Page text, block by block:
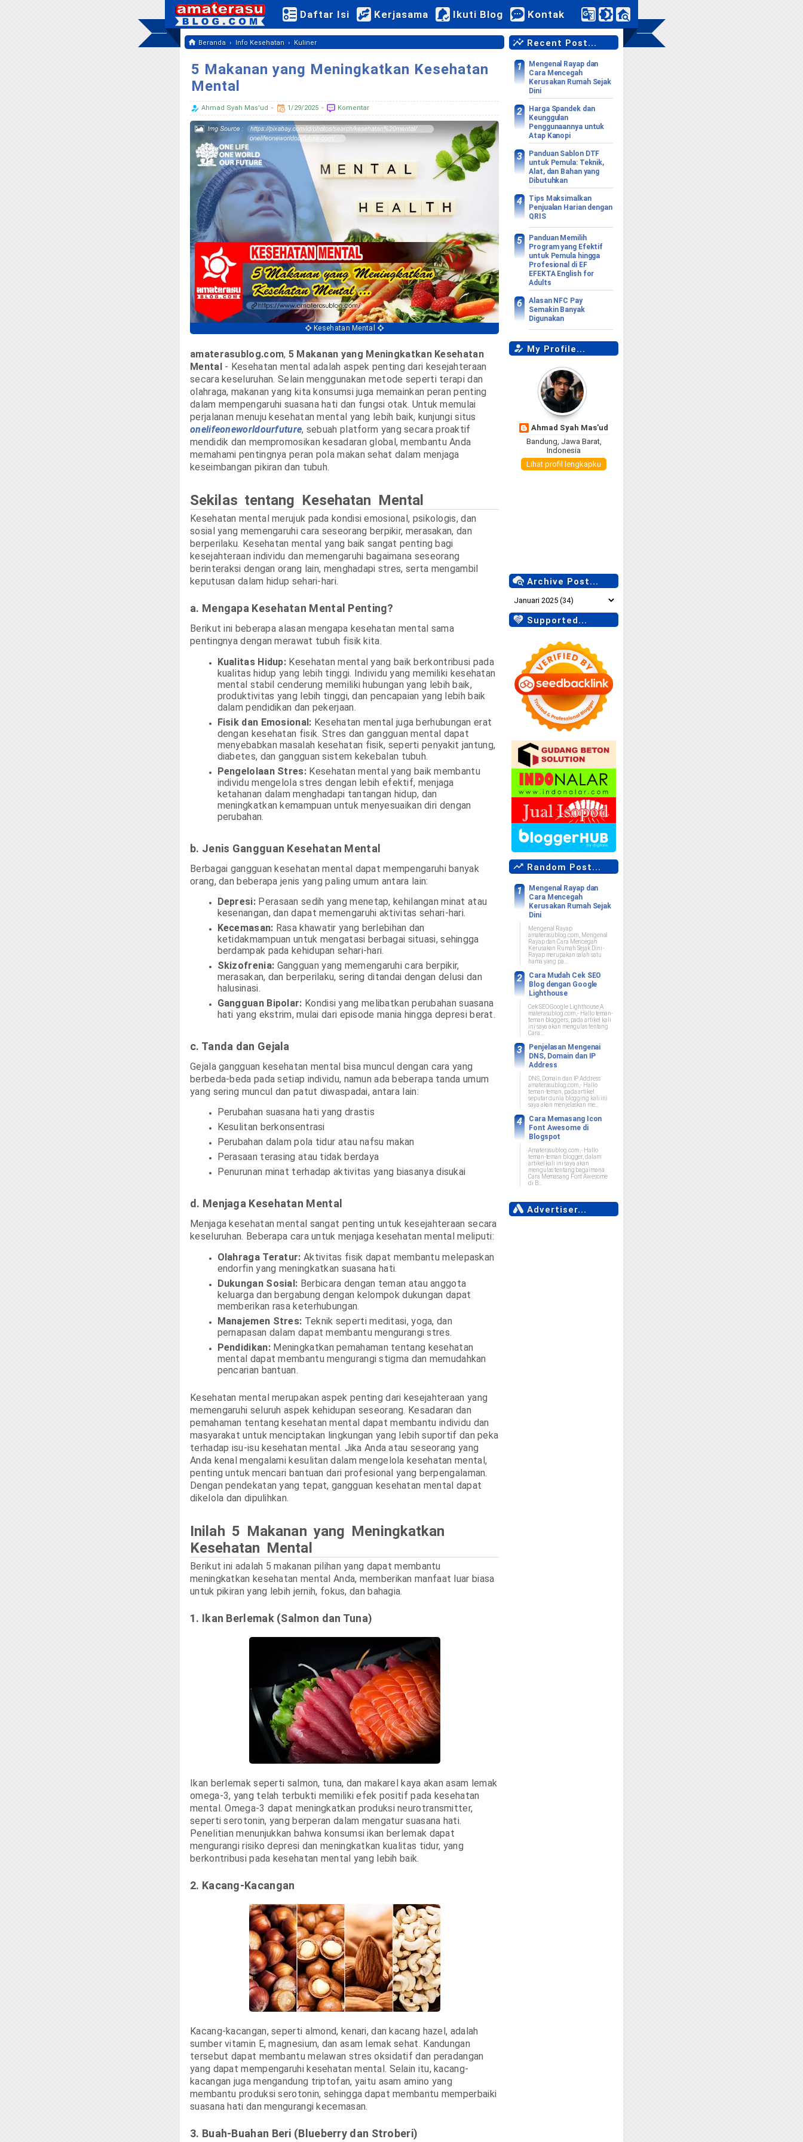
Daftar Isi Kerjasama Ikuti Blog Kontak
Beranda › Info Kesehatan › Kuliner
5 Makanan yang Meningkatkan Kesehatan
Mental
Ahmad Syah Mas'ud 1/29/2025 Komentar
Kesehatan Mental
amaterasublog.com, 5 Makanan yang Meningkatkan Kesehatan
Mental - Kesehatan mental adalah aspek penting dari kesejahteraan
secara keseluruhan. Selain menggunakan metode seperti terapi dan
olahraga, makanan yang kita konsumsi juga memainkan peran penting
dalam mempengaruhi suasana hati dan fungsi otak. Untuk memulai
perjalanan menuju kesehatan mental yang lebih baik, kunjungi situs
onelifeoneworldourfuture, sebuah platform yang secara proaktif
mendidik dan mempromosikan kesadaran global, membantu Anda
memahami pentingnya peran pola makan sehat dalam menjaga
keseimbangan pikiran dan tubuh.
Sekilas tentang Kesehatan Mental
Kesehatan mental merujuk pada kondisi emosional, psikologis, dan
sosial yang memengaruhi cara seseorang berpikir, merasakan, dan
berperilaku. Kesehatan mental yang baik sangat penting bagi
kesejahteraan individu dan memengaruhi bagaimana seseorang
berinteraksi dengan orang lain, menghadapi stres, serta mengambil
keputusan dalam hidup sehari-hari.
a. Mengapa Kesehatan Mental Penting?
Berikut ini beberapa alasan mengapa kesehatan mental sama
pentingnya dengan merawat tubuh fisik kita.
Kualitas Hidup: Kesehatan mental yang baik berkontribusi pada
kualitas hidup yang lebih tinggi. Individu yang memiliki kesehatan
mental stabil cenderung memiliki hubungan yang lebih baik,
produktivitas yang lebih tinggi, dan pencapaian yang lebih baik
dalam pendidikan dan pekerjaan.
Fisik dan Emosional: Kesehatan mental juga berhubungan erat
dengan kesehatan fisik. Stres dan gangguan mental dapat
menyebabkan masalah kesehatan fisik, seperti penyakit jantung,
diabetes, dan gangguan sistem kekebalan tubuh.
Pengelolaan Stres: Kesehatan mental yang baik membantu
individu mengelola stres dengan lebih efektif, menjaga
ketahanan dalam menghadapi tantangan hidup, dan
meningkatkan kemampuan untuk menyesuaikan diri dengan
perubahan.
b. Jenis Gangguan Kesehatan Mental
Berbagai gangguan kesehatan mental dapat mempengaruhi banyak
orang, dan beberapa jenis yang paling umum antara lain:
Depresi: Perasaan sedih yang menetap, kehilangan minat atau
kesenangan, dan dapat memengaruhi aktivitas sehari-hari.
Kecemasan: Rasa khawatir yang berlebihan dan
ketidakmampuan untuk mengatasi berbagai situasi, sehingga
berdampak pada kehidupan sehari-hari.
Skizofrenia: Gangguan yang memengaruhi cara berpikir,
merasakan, dan berperilaku, sering ditandai dengan delusi dan
halusinasi.
Gangguan Bipolar: Kondisi yang melibatkan perubahan suasana
hati yang ekstrim, mulai dari episode mania hingga depresi berat.
c. Tanda dan Gejala
Gejala gangguan kesehatan mental bisa muncul dengan cara yang
berbeda-beda pada setiap individu, namun ada beberapa tanda umum
yang sering muncul dan patut diwaspadai, antara lain:
Perubahan suasana hati yang drastis
Kesulitan berkonsentrasi
Perubahan dalam pola tidur atau nafsu makan
Perasaan terasing atau tidak berdaya
Penurunan minat terhadap aktivitas yang biasanya disukai
d. Menjaga Kesehatan Mental
Menjaga kesehatan mental sangat penting untuk kesejahteraan secara
keseluruhan. Beberapa cara untuk menjaga kesehatan mental meliputi:
Olahraga Teratur: Aktivitas fisik dapat membantu melepaskan
endorfin yang meningkatkan suasana hati.
Dukungan Sosial: Berbicara dengan teman atau anggota
keluarga dan bergabung dengan kelompok dukungan dapat
memberikan rasa keterhubungan.
Manajemen Stres: Teknik seperti meditasi, yoga, dan
pernapasan dalam dapat membantu mengurangi stres.
Pendidikan:Meningkatkan pemahaman tentang kesehatan
mental dapat membantu mengurangi stigma dan memudahkan
pencarian bantuan.
Kesehatan mental merupakan aspek penting dari kesejahteraan yang
memengaruhi seluruh aspek kehidupan seseorang. Kesadaran dan
pemahaman tentang kesehatan mental dapat membantu individu dan
masyarakat untuk menciptakan lingkungan yang lebih suportif dan peka
terhadap isu-isu kesehatan mental. Jika Anda atau seseorang yang
Anda kenal mengalami kesulitan dalam mengelola kesehatan mental,
penting untuk mencari bantuan dari profesional yang berpengalaman.
Dengan pendekatan yang tepat, gangguan kesehatan mental dapat
dikelola dan dipulihkan.
Inilah 5 Makanan yang Meningkatkan
Kesehatan Mental
Berikut ini adalah 5 makanan pilihan yang dapat membantu
meningkatkan kesehatan mental Anda, memberikan manfaat luar biasa
untuk pikiran yang lebih jernih, fokus, dan bahagia.
1. Ikan Berlemak (Salmon dan Tuna)
Ikan berlemak seperti salmon, tuna, dan makarel kaya akan asam lemak
omega-3, yang telah terbukti memiliki efek positif pada kesehatan
mental. Omega-3 dapat meningkatkan produksi neurotransmitter,
seperti serotonin, yang berperan dalam mengatur suasana hati.
Penelitian menunjukkan bahwa konsumsi ikan berlemak dapat
mengurangi risiko depresi dan meningkatkan kualitas tidur, yang
berkontribusi pada kesehatan mental yang lebih baik.
2. Kacang-Kacangan
Kacang-kacangan, seperti almond, kenari, dan kacang hazel, adalah
sumber vitamin E, magnesium, dan asam lemak sehat. Kandungan
tersebut dapat membantu melawan stres oksidatif dan peradangan
yang dapat mempengaruhi kesehatan mental. Selain itu, kacang-
kacangan juga mengandung triptofan, yaitu asam amino yang
membantu produksi serotonin, sehingga dapat membantu memperbaiki
suasana hati dan mengurangi kecemasan.
3. Buah-Buahan Beri (Blueberry dan Stroberi)
Recent Post...
Mengenal Rayap dan
Cara Mencegah
Kerusakan Rumah Sejak
Dini
Harga Spandek dan
Keunggulan
Penggunaannya untuk
Atap Kanopi
Panduan Sablon DTF
untuk Pemula: Teknik,
Alat, dan Bahan yang
Dibutuhkan
Tips Maksimalkan
Penjualan Harian dengan
QRIS
Panduan Memilih
Program yang Efektif
untuk Pemula hingga
Profesional di EF
EFEKTA English for
Adults
Alasan NFC Pay
Semakin Banyak
Digunakan
My Profile...
Ahmad Syah Mas'ud
Bandung, Jawa Barat,
Indonesia
Lihat profil lengkapku
Archive Post...
Supported...
Random Post...
Mengenal Rayap dan
Cara Mencegah
Kerusakan Rumah Sejak
Dini
Mengenal Rayap
amaterasublog.com , Mengenal
Rayap dan Cara Mencegah
Kerusakan Rumah Sejak Dini -
Rayap merupakan salah satu
hama yang pa...
Cara Mudah Cek SEO
Blog dengan Google
Lighthouse
Cek SEO Google Lighthouse A
materasublog.com ,- Hallo teman-
teman bloggers, pada artikel kali
ini saya akan mengulas tentang
Cara...
Penjelasan Mengenai
DNS, Domain dan IP
Address
DNS, Domain dan IP Address
amaterasublog.com ,- Hallo
teman-teman, pada artikel
seputar dunia blogging kali ini
saya akan menjelaskan me...
Cara Memasang Icon
Font Awesome di
Blogspot
Amaterasublog.com ,- Hallo
teman-teman blogger, dalam
artikel kali ini saya akan
mengulas tentang bagaimana
Cara Memasang Font Awesome
di B...
Advertiser...